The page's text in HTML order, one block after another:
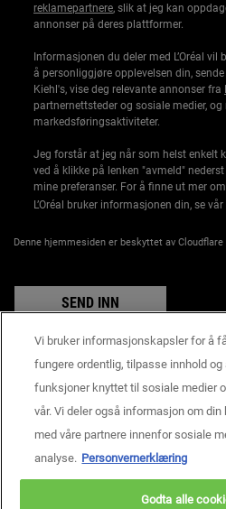
reklamepartnere, slik at jeg kan
annonser på deres plattformer.
Informasjonen du deler med L’Oréal
å personliggjøre opplevelsen din,
Kiehl's, vise deg relevante annonser fra
partnernettsteder og sosiale medier,
markedsføringsaktiviteter.
Jeg forstår at jeg når som helst enkelt
ved å klikke på lenken "avmeld"
mine preferanser. For å finne ut mer
L’Oréal bruker informasjonen din, se vår
Denne hjemmesiden er beskyttet av
SEND INN
Produsentinformasjon
KIEHL'S
14, rue Royale - 75008 Paris France
consumercare@dk.oaccare.com
BETALINGSINNSTILLINGER
Vi bruker informasjonskapsler for å
fungere ordentlig, tilpasse innhold og
funksjoner knyttet til sosiale medier
vår. Vi deler også informasjon om
med våre partnere innenfor sosiale
analyse. Personvernerklæring
Godta alle